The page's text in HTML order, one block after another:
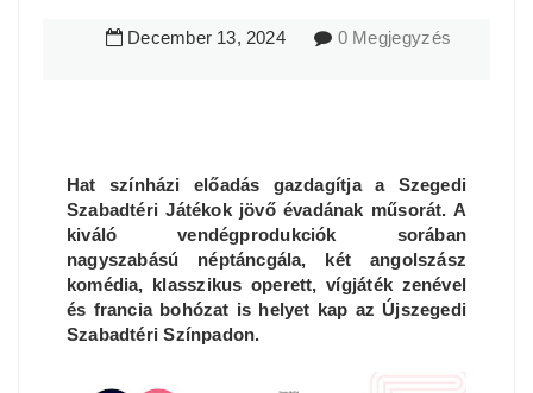
December 13, 2024 0 Megjegyzés
Hat színházi előadás gazdagítja a Szegedi
Szabadtéri Játékok jövő évadának műsorát. A
kiváló vendégprodukciók sorában
nagyszabású néptáncgála, két angolszász
komédia, klasszikus operett, vígjáték zenével
és francia bohózat is helyet kap az Újszegedi
Szabadtéri Színpadon.